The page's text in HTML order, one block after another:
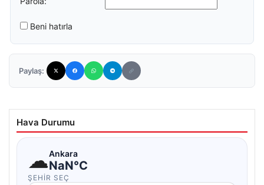
Beni hatırla
Paylaş:
Hava Durumu
☁Ankara
NaN°C
ŞEHIR SEÇ